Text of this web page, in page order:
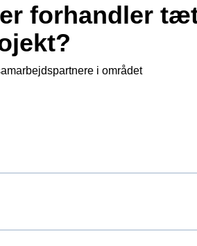
forhandler
i området